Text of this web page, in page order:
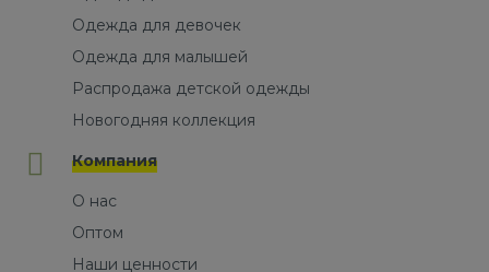
Одежда для девочек
Одежда для малышей
Распродажа детской одежды
Новогодняя коллекция
Компания
О нас
Оптом
Наши ценности